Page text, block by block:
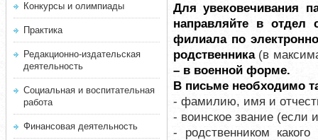
Конкурсы и олимпиады
Практика
Редакционно-издательская
деятельность
Социальная и воспитательная
работа
Финансовая деятельность
Для увековечивания
направляйте в отдел
филиала по
родственника(в
– в военной форме.
В письме необходимо
- фамилию, имя и
- воинское звание
- родственником